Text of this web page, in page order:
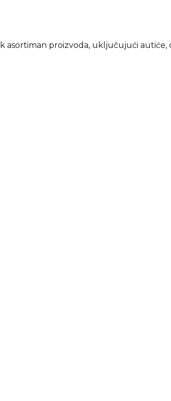
asortiman proizvoda, uključujući